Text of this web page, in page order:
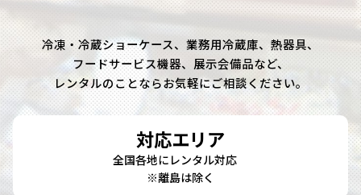
冷凍・冷蔵ショーケース、業務用冷蔵庫、熱器具、
フードサービス機器、展示会備品など、
レンタルのことならお気軽にご相談ください。
対応エリア
全国各地にレンタル対応
※離島は除く